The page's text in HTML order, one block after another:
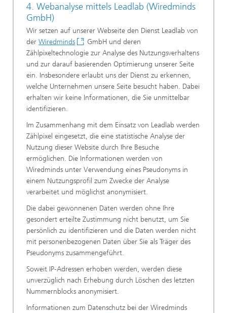
4. Webanalyse mittels Leadlab (Wiredminds
GmbH)
Wir setzen auf unserer Webseite den Dienst Leadlab von
der Wiredminds
GmbH und deren
Zählpixeltechnologie zur Analyse des Nutzungsverhaltens
und zur darauf basierenden Optimierung unserer Seite
ein. Insbesondere erlaubt uns der Dienst zu erkennen,
welche Unternehmen unsere Seite besucht haben. Dabei
erhalten wir keine Informationen, die Sie unmittelbar
identifizieren.
Im Zusammenhang mit dem Einsatz von Leadlab werden
Zählpixel eingesetzt, die eine statistische Analyse der
Nutzung dieser Website durch Ihre Besuche
ermöglichen. Die Informationen werden von
Wiredminds unter Verwendung eines Pseudonyms in
einem Nutzungsprofil zum Zwecke der Analyse
verarbeitet und möglichst anonymisiert.
Die dabei gewonnenen Daten werden ohne Ihre
gesondert erteilte Zustimmung nicht benutzt, um Sie
persönlich zu identifizieren und die Daten werden nicht
mit personenbezogenen Daten über Sie als Träger des
Pseudonyms zusammengeführt.
Soweit IP-Adressen erhoben werden, werden diese
unverzüglich nach Erhebung durch Löschen des letzten
Nummernblocks anonymisiert.
Informationen zum Datenschutz bei der Wiredminds